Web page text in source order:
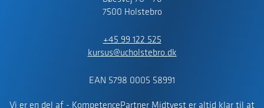
7500 Holstebro
+45 99 122 525
kursus@ucholstebro.dk
EAN 5798 0005 58991
Vi er en del af - KompetencePartner Midtvest er altid klar til at